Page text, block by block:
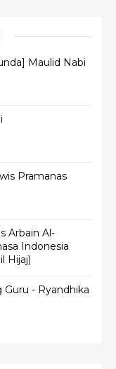
Maulid Nabi
Pramanas
Arbain Al-
Indonesia
Hijaj)
- Ryandhika